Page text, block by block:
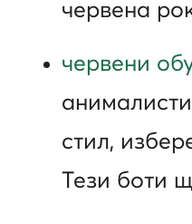
червена
червени
стил,
Тези боти